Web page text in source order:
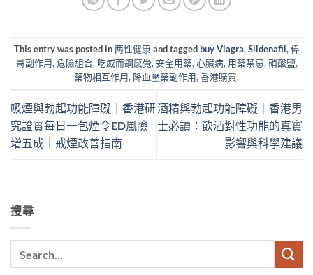
This entry was posted in两性健康and taggedbuy Viagra,Sildenafil,偉
哥副作用,危險組合, 吃威而鋼感覺,安全用藥,心臟病, 用藥禁忌,硝酸鹽,
藥物相互作用, 降血壓藥副作用,香港購買.
吸煙與勃起功能障礙｜香港研
究證實每日一包煙令ED風險
增五成｜戒煙改善指南
酒精與勃起功能障礙｜香港男
士必讀：飲酒對性功能的真實
影響與科學建議
搜尋